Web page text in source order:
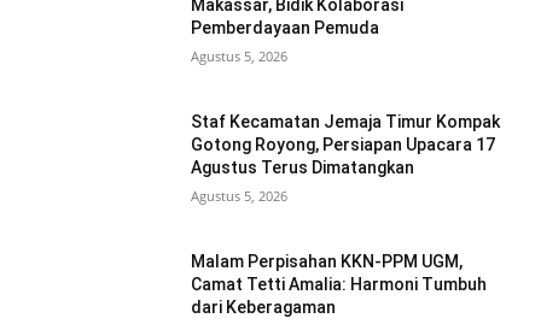
Makassar, Bidik Kolaborasi
Pemberdayaan Pemuda
Agustus 5, 2026
Staf Kecamatan Jemaja Timur Kompak
Gotong Royong, Persiapan Upacara 17
Agustus Terus Dimatangkan ‎
Agustus 5, 2026
Malam Perpisahan KKN-PPM UGM,
Camat Tetti Amalia: Harmoni Tumbuh
dari Keberagaman